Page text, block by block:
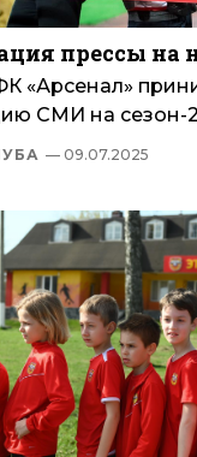
прессы на
«Арсенал»
СМИ на сезон-
— 09.07.2025